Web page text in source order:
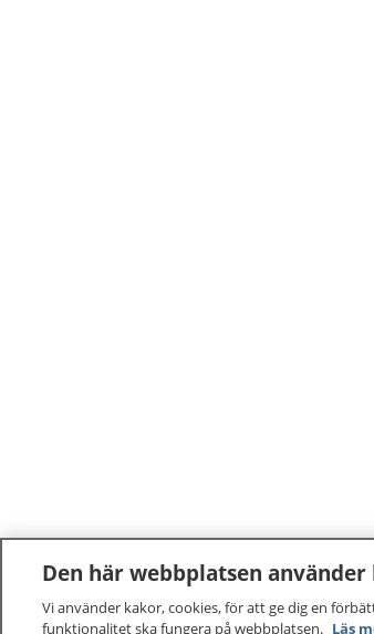
Den här webbplatsen
Vi använder kakor, cookies, för att ge dig en
funktionalitet ska fungera på webbplatsen. Läs